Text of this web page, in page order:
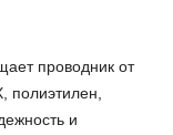
проводник от
полиэтилен,
и